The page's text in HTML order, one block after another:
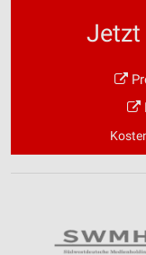
Jetzt